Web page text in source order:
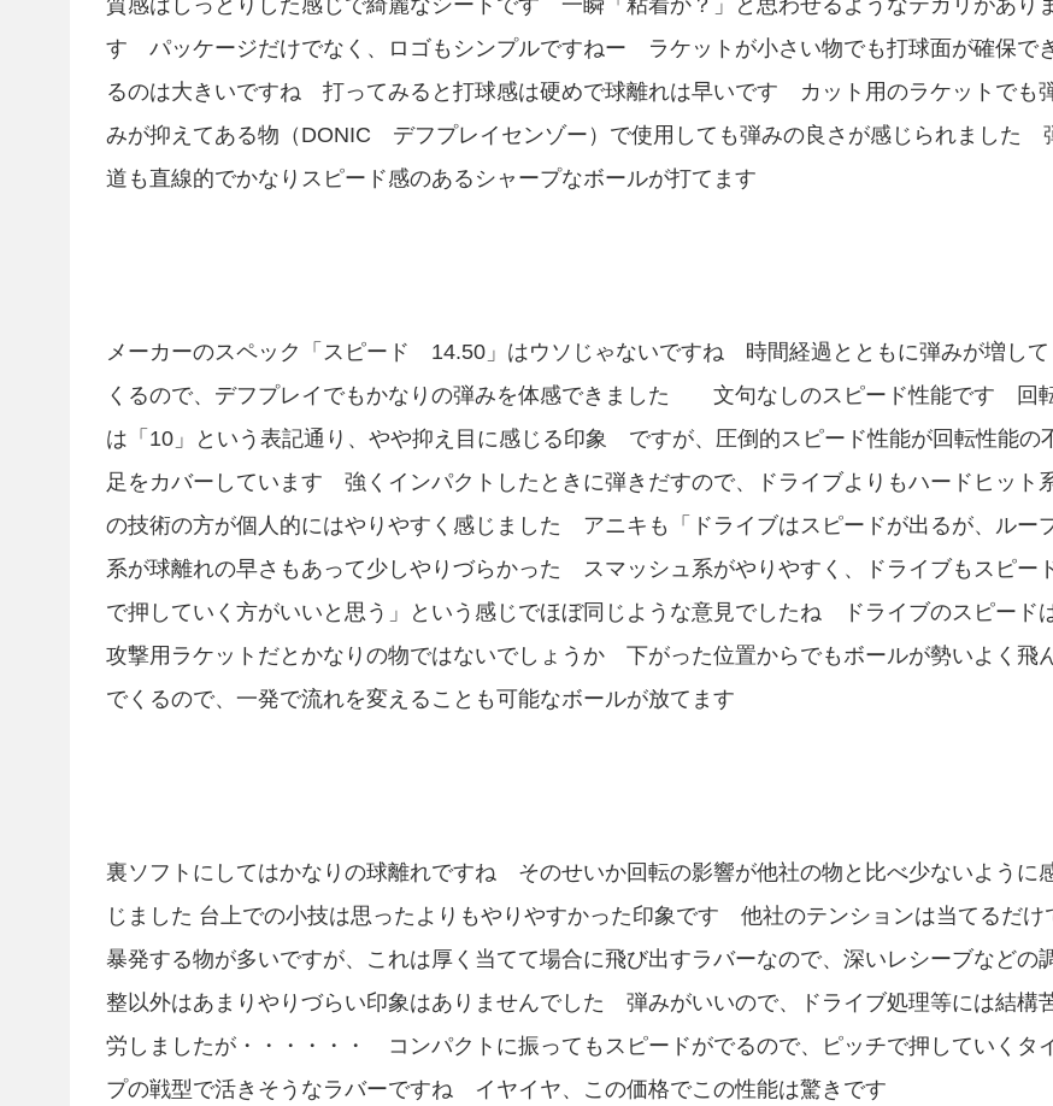
質感はしっとりした感じで綺麗なシートです 一瞬「粘着か？」と思わせるようなテカリがあり
す パッケージだけでなく、ロゴもシンプルですねー ラケットが小さい物でも打球面が確保で
るのは大きいですね 打ってみると打球感は硬めで球離れは早いです カット用のラケットでも
みが抑えてある物（DONIC デフプレイセンゾー）で使用しても弾みの良さが感じられました
道も直線的でかなりスピード感のあるシャープなボールが打てます
メーカーのスペック「スピード 14.50」はウソじゃないですね 時間経過とともに弾みが増して
くるので、デフプレイでもかなりの弾みを体感できました 文句なしのスピード性能です 回
は「10」という表記通り、やや抑え目に感じる印象 ですが、圧倒的スピード性能が回転性能の
足をカバーしています 強くインパクトしたときに弾きだすので、ドライブよりもハードヒット
の技術の方が個人的にはやりやすく感じました アニキも「ドライブはスピードが出るが、ルー
系が球離れの早さもあって少しやりづらかった スマッシュ系がやりやすく、ドライブもスピー
で押していく方がいいと思う」という感じでほぼ同じような意見でしたね ドライブのスピード
攻撃用ラケットだとかなりの物ではないでしょうか 下がった位置からでもボールが勢いよく飛
でくるので、一発で流れを変えることも可能なボールが放てます
裏ソフトにしてはかなりの球離れですね そのせいか回転の影響が他社の物と比べ少ないように
じました 台上での小技は思ったよりもやりやすかった印象です 他社のテンションは当てるだけ
暴発する物が多いですが、これは厚く当てて場合に飛び出すラバーなので、深いレシーブなどの
整以外はあまりやりづらい印象はありませんでした 弾みがいいので、ドライブ処理等には結構
労しましたが・・・・・・ コンパクトに振ってもスピードがでるので、ピッチで押していくタ
プの戦型で活きそうなラバーですね イヤイヤ、この価格でこの性能は驚きです